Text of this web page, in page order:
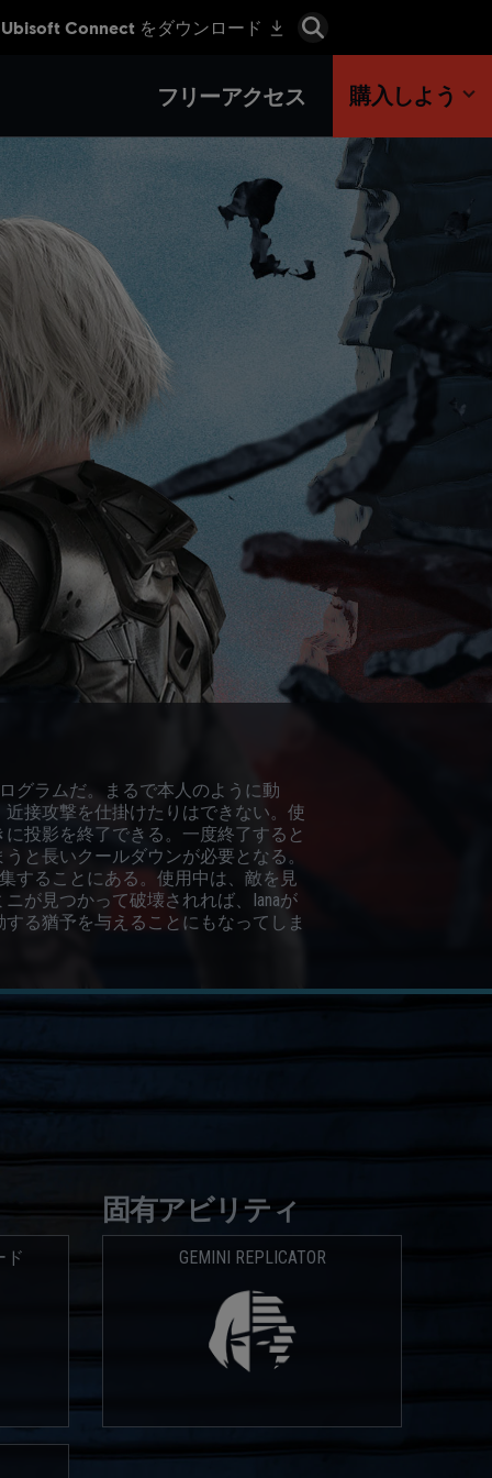
フリーアクセス 購入しよう
グラムだ。まるで本人のように動
接攻撃を仕掛けたりはできない。使
投影を終了できる。一度終了すると
と長いクールダウンが必要となる。
することにある。使用中は、敵を見
が見つかって破壊されれば、Ianaが
る猶予を与えることにもなってしま
ド
固有アビリティ
GEMINI REPLICATOR